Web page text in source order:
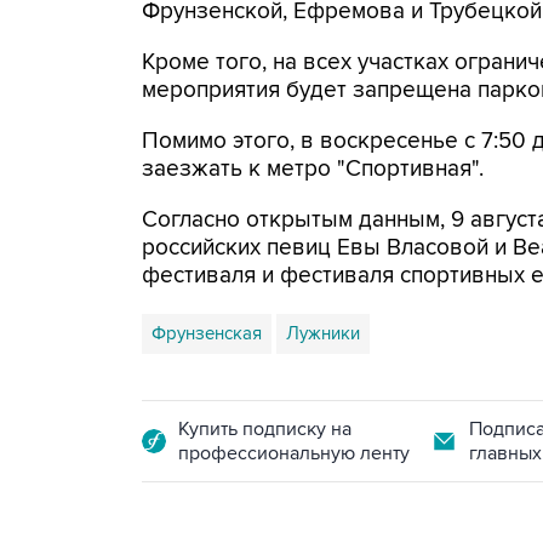
Фрунзенской, Ефремова и
Кроме того, на всех участках
мероприятия будет запрещена
Помимо этого, в воскресенье с 7:50
заезжать к метро "Спортивная".
Согласно открытым данным, 9
российских певиц Евы Власовой и
фестиваля и фестиваля спортивных
Фрунзенская Лужники
Купить подписку на
профессиональную ленту